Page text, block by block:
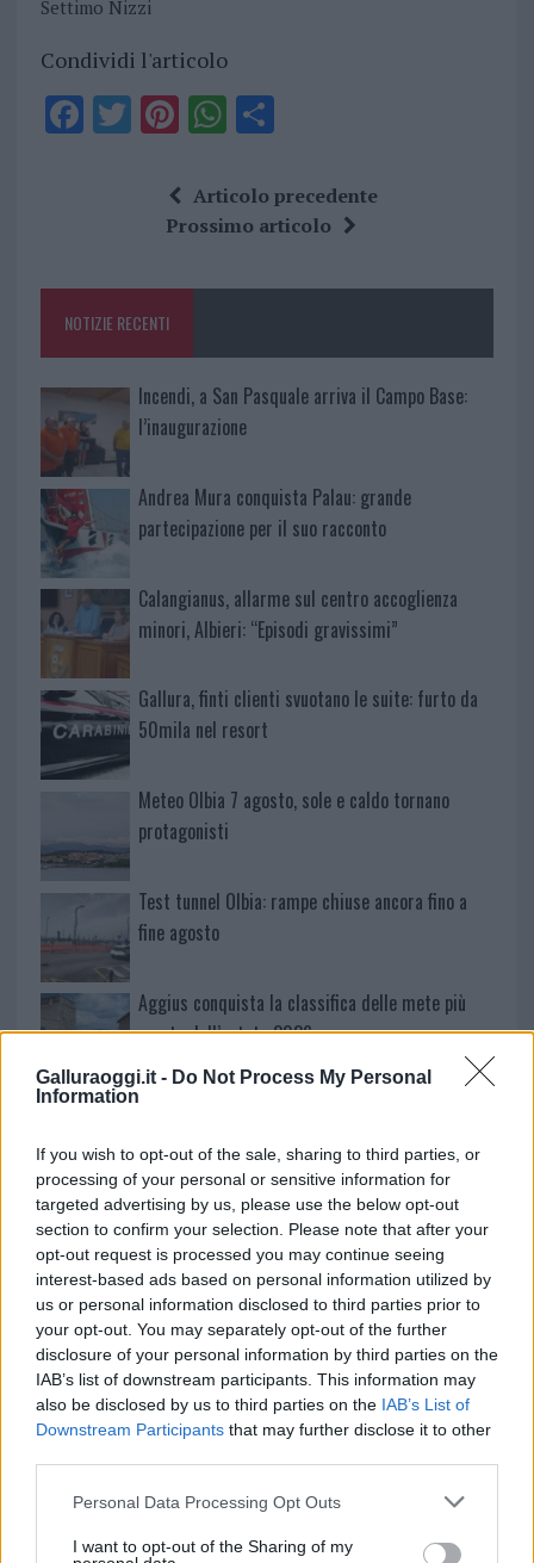
Galluraoggi.it - Do Not Process My Personal
Information
If you wish to opt-out of the sale, sharing to third parties, or
processing of your personal or sensitive information for
targeted advertising by us, please use the below opt-out
section to confirm your selection. Please note that after your
opt-out request is processed you may continue seeing
interest-based ads based on personal information utilized by
us or personal information disclosed to third parties prior to
your opt-out. You may separately opt-out of the further
disclosure of your personal information by third parties on the
IAB’s list of downstream participants. This information may
also be disclosed by us to third parties on the IAB’s List of
Downstream Participants that may further disclose it to other
Please note that this website/app uses one or more Google
not limited to your visit or usage behaviour. You may click to
Personal Data Processing Opt Outs
I want to opt-out of the Sharing of my
Settimo Nizzi
Condividi l'articolo
F
o
k
T Pi
te
re
W
at
s
p
S
a
re
Articolo precedente
Prossimo articolo
NOTIZIE RECENTI
Incendi, a San Pasquale arriva il Campo Base:
l’inaugurazione
Andrea Mura conquista Palau: grande
partecipazione per il suo racconto
Calangianus, allarme sul centro accoglienza
minori, Albieri: “Episodi gravissimi”
Gallura, finti clienti svuotano le suite: furto da
50mila nel resort
Meteo Olbia 7 agosto, sole e caldo tornano
protagonisti
Test tunnel Olbia: rampe chiuse ancora fino a
fine agosto
Aggius conquista la classifica delle mete più
amate dell’estate 2026
NECROLOGIE
Mario Malu
Paolo Pinna